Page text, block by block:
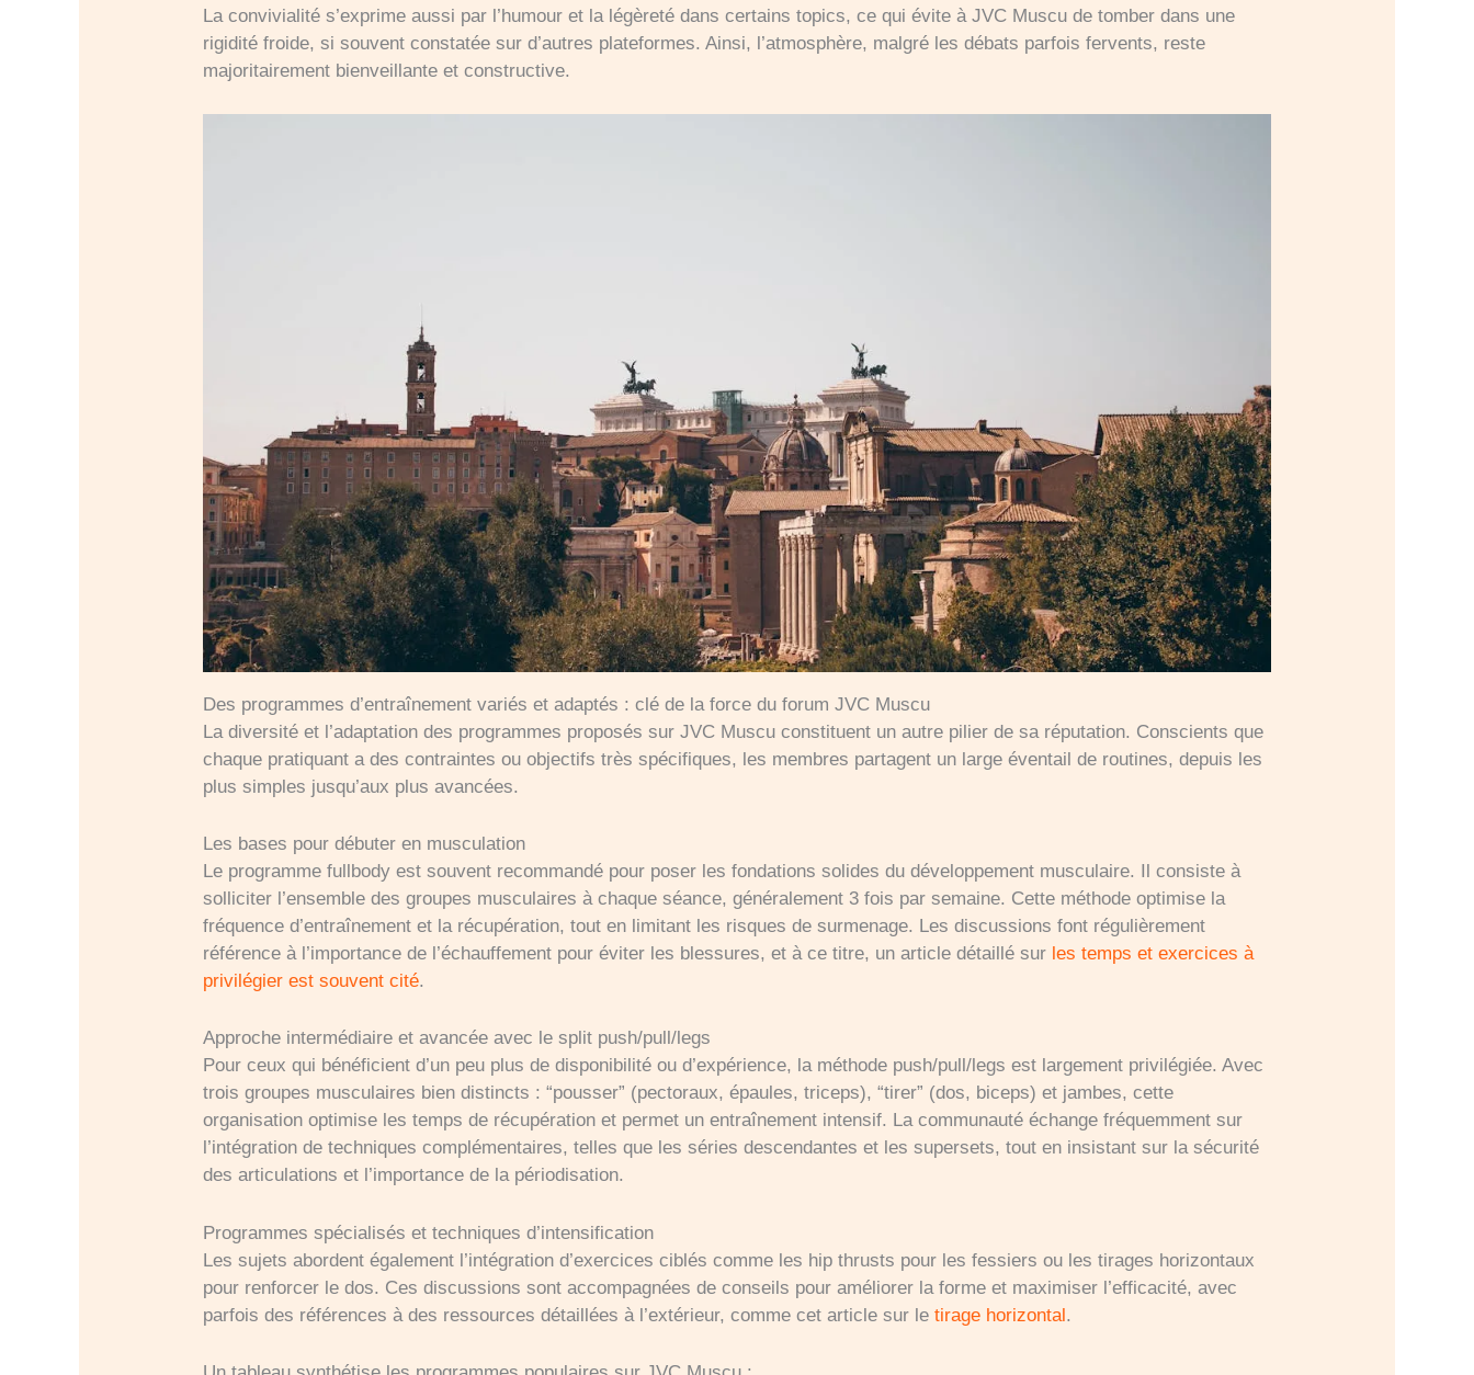
La convivialité s’exprime aussi par l’humour et la légèreté dans certains topics, ce qui évite à JVC Muscu de tomber dans une
rigidité froide, si souvent constatée sur d’autres plateformes. Ainsi, l’atmosphère, malgré les débats parfois fervents, reste
majoritairement bienveillante et constructive.
Des programmes d’entraînement variés et adaptés : clé de la force du forum JVC Muscu
La diversité et l’adaptation des programmes proposés sur JVC Muscu constituent un autre pilier de sa réputation. Conscients que
chaque pratiquant a des contraintes ou objectifs très spécifiques, les membres partagent un large éventail de routines, depuis les
plus simples jusqu’aux plus avancées.
Les bases pour débuter en musculation
Le programme fullbody est souvent recommandé pour poser les fondations solides du développement musculaire. Il consiste à
solliciter l’ensemble des groupes musculaires à chaque séance, généralement 3 fois par semaine. Cette méthode optimise la
fréquence d’entraînement et la récupération, tout en limitant les risques de surmenage. Les discussions font régulièrement
référence à l’importance de l’échauffement pour éviter les blessures, et à ce titre, un article détaillé sur les temps et exercices à
privilégier est souvent cité.
Approche intermédiaire et avancée avec le split push/pull/legs
Pour ceux qui bénéficient d’un peu plus de disponibilité ou d’expérience, la méthode push/pull/legs est largement privilégiée. Avec
trois groupes musculaires bien distincts : “pousser” (pectoraux, épaules, triceps), “tirer” (dos, biceps) et jambes, cette
organisation optimise les temps de récupération et permet un entraînement intensif. La communauté échange fréquemment sur
l’intégration de techniques complémentaires, telles que les séries descendantes et les supersets, tout en insistant sur la sécurité
des articulations et l’importance de la périodisation.
Programmes spécialisés et techniques d’intensification
Les sujets abordent également l’intégration d’exercices ciblés comme les hip thrusts pour les fessiers ou les tirages horizontaux
pour renforcer le dos. Ces discussions sont accompagnées de conseils pour améliorer la forme et maximiser l’efficacité, avec
parfois des références à des ressources détaillées à l’extérieur, comme cet article sur letirage horizontal.